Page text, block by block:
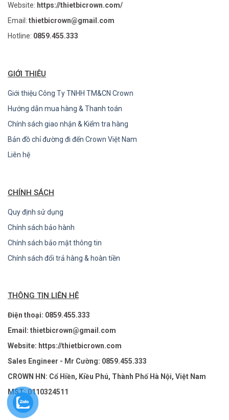
Website: https://thietbicrown.com/
Email: thietbicrown@gmail.com
Hotline: 0859.455.333
GIỚI THIỆU
Giới thiệu Công Ty TNHH TM&CN Crown
Hướng dẫn mua hàng & Thanh toán
Chính sách giao nhận & Kiểm tra hàng
Bản đồ chỉ đường đi đến Crown Việt Nam
Liên hệ
CHÍNH SÁCH
Quy định sử dụng
Chính sách bảo hành
Chính sách bảo mật thông tin
Chính sách đổi trả hàng & hoàn tiền
THÔNG TIN LIÊN HỆ
Điện thoại: 0859.455.333
Email: thietbicrown@gmail.com
Website: https://thietbicrown.com
Sales Engineer - Mr Cường: 0859.455.333
CROWN HN: Cổ Hiền, Kiều Phú, Thành Phố Hà Nội, Việt Nam
MST: 0110324511